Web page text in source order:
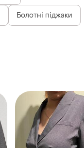
Болотні піджаки